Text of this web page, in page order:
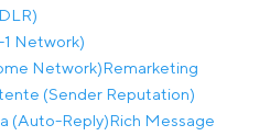
1 Network)
Network)Remarketing
(Sender Reputation)
(Auto-Reply)Rich Message